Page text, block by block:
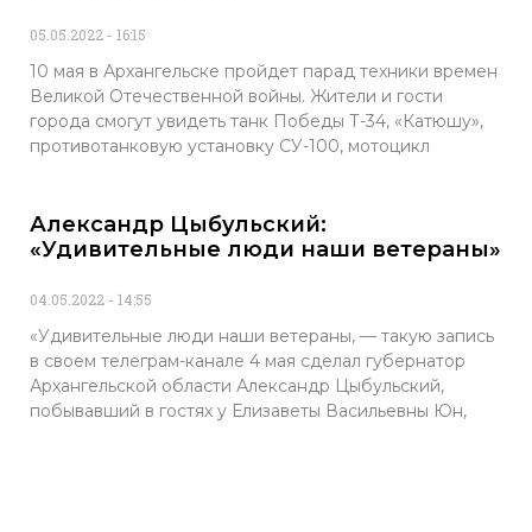
05.05.2022 16:15
10 мая в Архангельске пройдет парад техники времен
Великой Отечественной войны. Жители и гости
города смогут увидеть танк Победы Т-34, «Катюшу»,
противотанковую установку СУ-100, мотоцикл
Александр Цыбульский:
«Удивительные люди наши ветераны»
04.05.2022 14:55
«Удивительные люди наши ветераны, — такую запись
в своем телеграм-канале 4 мая сделал губернатор
Архангельской области Александр Цыбульский,
побывавший в гостях у Елизаветы Васильевны Юн,